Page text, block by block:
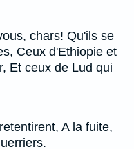
chars! Qu'ils se
Ceux d'Ethiopie et
Et ceux de Lud qui
A la fuite,